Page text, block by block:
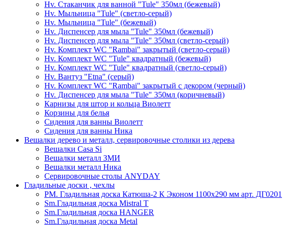
Hv. Стаканчик для ванной "Tule" 350мл (бежевый)
Hv. Мыльница "Tule" (светло-серый)
Hv. Мыльница "Tule" (бежевый)
Hv. Диспенсер для мыла "Tule" 350мл (бежевый)
Hv. Диспенсер для мыла "Tule" 350мл (светло-серый)
Hv. Комплект WC "Rambai" закрытый (светло-серый)
Hv. Комплект WC "Tule" квадратный (бежевый)
Hv. Комплект WC "Tule" квадратный (светло-серый)
Hv. Вантуз "Etna" (серый)
Hv. Комплект WC "Rambai" закрытый с декором (черный)
Hv. Диспенсер для мыла "Tule" 350мл (коричневый)
Карнизы для штор и кольца Виолетт
Корзины для белья
Сидения для ванны Виолетт
Сидения для ванны Ника
Вешалки дерево и металл, сервировочные столики из дерева
Вешалки Casa Si
Вешалки металл ЗМИ
Вешалки металл Ника
Сервировочные столы ANYDAY
Гладильные доски , чехлы
PM. Гладильная доска Катюша-2 К Эконом 1100х290 мм арт. ДГ0201
Sm.Гладильная доска Mistral T
Sm.Гладильная доска HANGER
Sm.Гладильная доска Metal